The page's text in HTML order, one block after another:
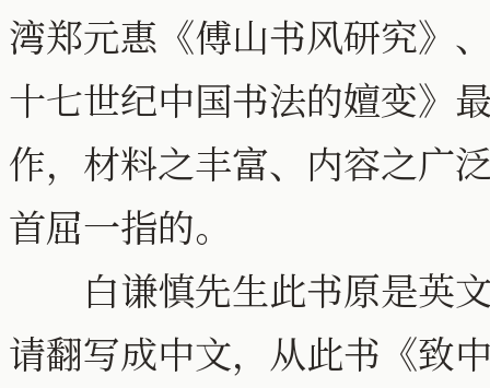
湾郑元惠《傅山书风研究》
十七世纪中国书法的嬗变》
作，材料之丰富、内容之广
首屈一指的。
白谦慎先生此书原是英文
请翻写成中文，从此书《致